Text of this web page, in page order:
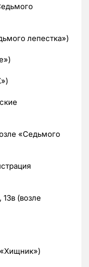
лепестка»)
«Седьмого
(возле